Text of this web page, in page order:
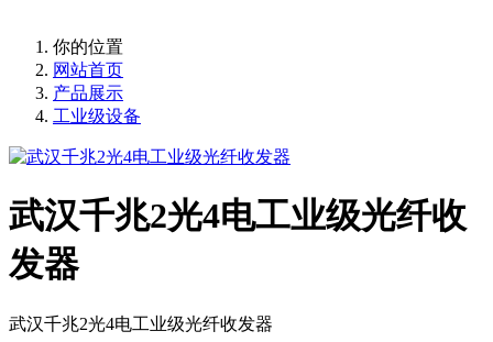
你的位置
网站首页
产品展示
工业级设备
武汉千兆2光4电工业级光纤收
发器
武汉千兆2光4电工业级光纤收发器